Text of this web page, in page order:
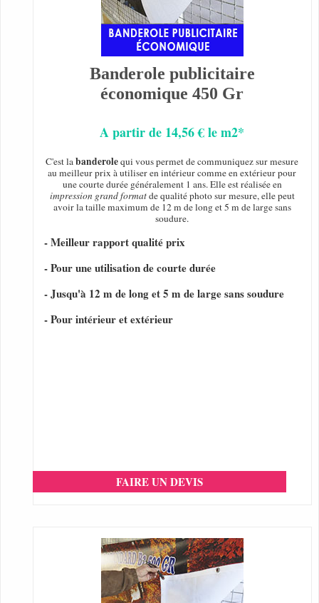
Banderole publicitaire
économique 450 Gr
A partir de 14,56 € le m2*
C'est labanderolequi vous permet de communiquez sur mesure
au meilleur prix à utiliser en intérieur comme en extérieur pour
une courte durée généralement 1 ans. Elle est réalisée en
impression grand formatde qualité photo sur mesure, elle peut
avoir la taille maximum de 12 m de long et 5 m de large sans
soudure.
- Meilleur rapport qualité prix
- Pour une utilisation de courte durée
- Jusqu'à 12 m de long et 5 m de large sans soudure
- Pour intérieur et extérieur
FAIRE UN DEVIS